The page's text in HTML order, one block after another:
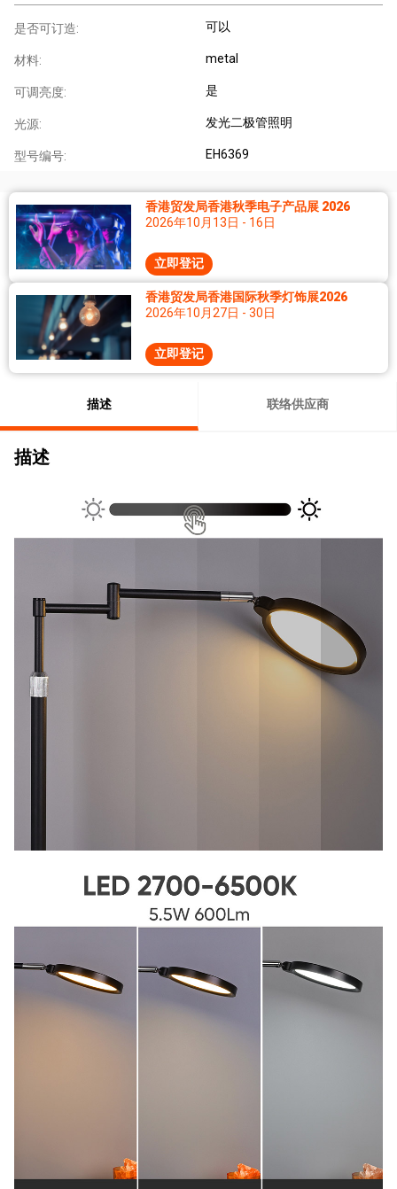
是否可订造: 可以
材料: metal
可调亮度: 是
光源: 发光二极管照明
型号编号: EH6369
香港贸发局香港秋季电子产品展 2026
2026年10月13日 - 16日
立即登记
香港贸发局香港国际秋季灯饰展2026
2026年10月27日 - 30日
立即登记
描述 联络供应商
描述